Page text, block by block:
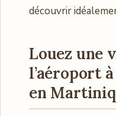
découvrir
Louez une
l’aéroport
en